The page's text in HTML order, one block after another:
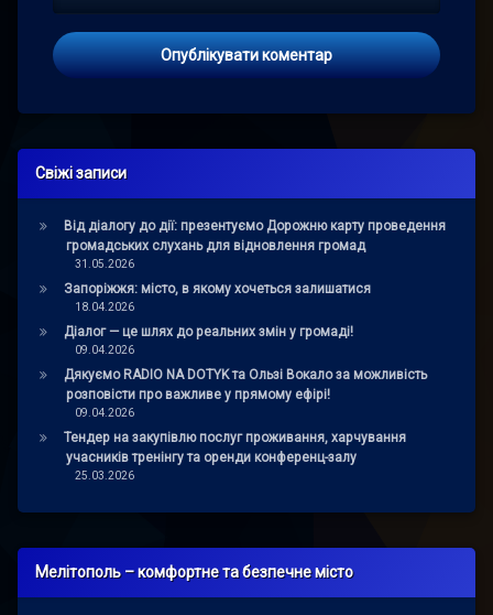
Свіжі записи
Від діалогу до дії: презентуємо Дорожню карту проведення
громадських слухань для відновлення громад
31.05.2026
Запоріжжя: місто, в якому хочеться залишатися
18.04.2026
Діалог — це шлях до реальних змін у громаді!
09.04.2026
Дякуємо RADIO NA DOTYK та Ользі Вокало за можливість
розповісти про важливе у прямому ефірі!
09.04.2026
Тендер на закупівлю послуг проживання, харчування
учасників тренінгу та оренди конференц-залу
25.03.2026
Мелітополь – комфортне та безпечне місто